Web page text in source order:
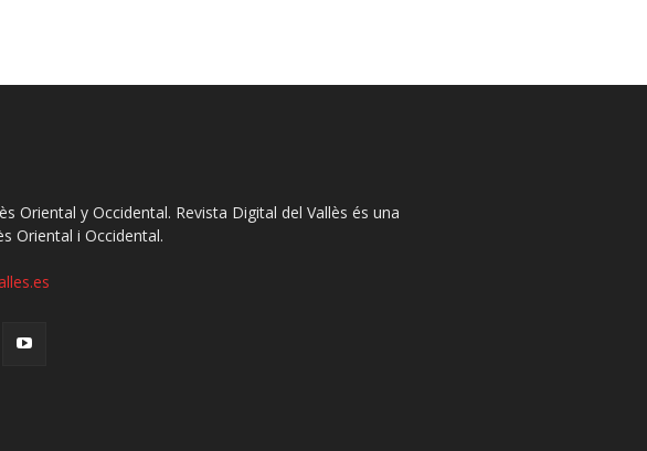
Oriental y Occidental. Revista Digital del Vallès és una
Oriental i Occidental.